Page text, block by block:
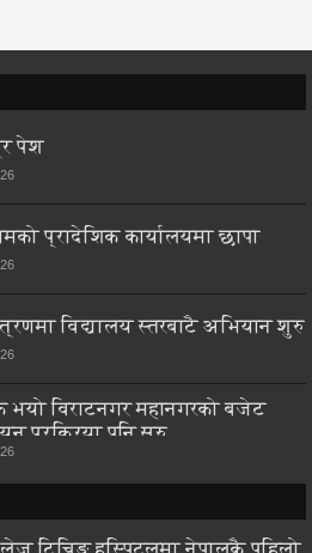
पेश
प्रादेशिक कार्यालयमा छापा
विद्यालय स्तरबाटै अभियान शुरु
भयो विराटनगर महानगरको बजेट
प्रक्रिया पनि सुरु